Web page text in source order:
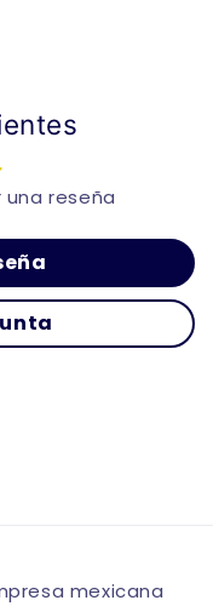
reseña
mexicana